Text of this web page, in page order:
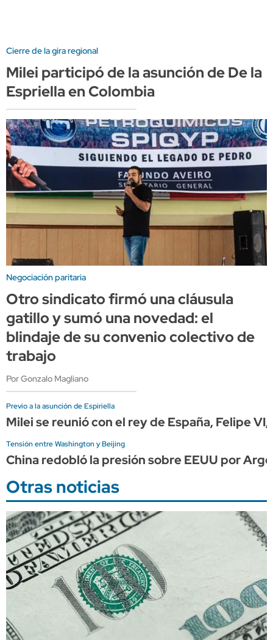
Cierre de la gira regional
Milei participó de la asunción de De la
Espriella en Colombia
Negociación paritaria
Otro sindicato firmó una cláusula
gatillo y sumó una novedad: el
blindaje de su convenio colectivo de
trabajo
Por Gonzalo Magliano
Previo a la asunción de Espiriella
Milei se reunió con el rey de España, Felipe
Tensión entre Washington y Beijing
China redobló la presión sobre EEUU por
Otras noticias